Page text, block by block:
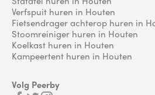
Verfspuit huren in Houten
Fietsendrager achterop huren in
Stoomreiniger huren in Houten
Koelkast huren in Houten
Kampeertent huren in Houten
Volg Peerby